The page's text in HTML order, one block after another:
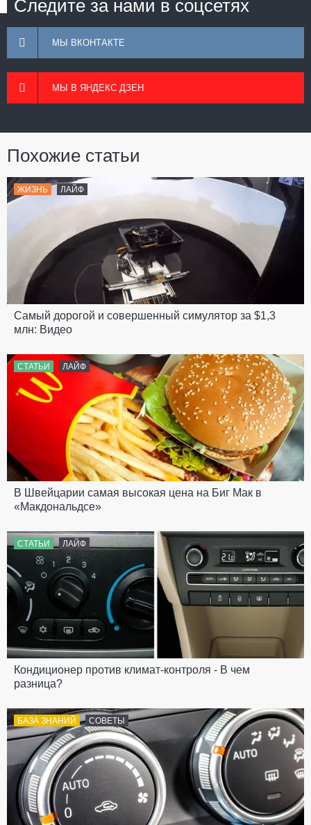
Следите за нами в соцсетях
МЫ ВКОНТАКТЕ
МЫ В ЯНДЕКС ДЗЕН
Похожие статьи
ЖИЗНЬ ЛАЙФ
Самый дорогой и совершенный симулятор за $1,3
млн: Видео
СТАТЬИ ЛАЙФ
В Швейцарии самая высокая цена на Биг Мак в
«Макдональдсе»
СТАТЬИ ЛАЙФ
Кондиционер против климат-контроля - В чем
разница?
БАЗА ЗНАНИЙ СОВЕТЫ